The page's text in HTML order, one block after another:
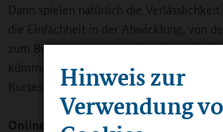
Hinweis zur
Verwendung
Dann spielen natürlich die
die Einfachheit in der Abwicklung, von
zum Besorgen von benötigten
kümmern uns um alles, was sich um die
Kurses dreht, und nehmen das den
Online-Redaktion: Was ist Ihnen in der